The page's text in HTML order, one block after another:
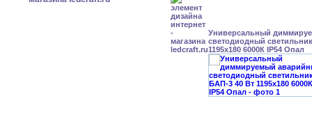
Универсальный
светодиодный
1195x180 6000К IP54 Опал